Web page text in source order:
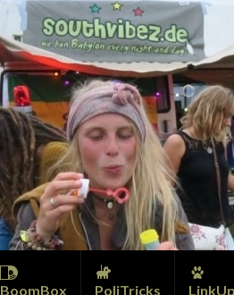
BoomBox PoliTricks LinkUp